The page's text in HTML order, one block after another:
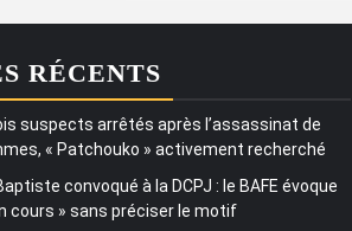
RÉCENTS
suspects arrêtés après l’assassinat de
« Patchouko » activement recherché
convoqué à la DCPJ : le BAFE évoque
cours » sans préciser le motif